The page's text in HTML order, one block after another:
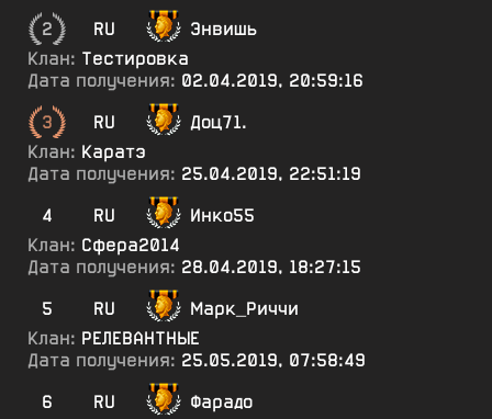
2
RU
Энвишь
Клан: Тестировка
Дата получения: 02.04.2019, 20:59:16
3
RU
Доц71.
Клан: Каратэ
Дата получения: 25.04.2019, 22:51:19
4
RU
Инко55
Клан: Сфера2014
Дата получения: 28.04.2019, 18:27:15
5
RU
Марк_Риччи
Клан: РЕЛЕВАНТНЫЕ
Дата получения: 25.05.2019, 07:58:49
6
RU
Фарадо